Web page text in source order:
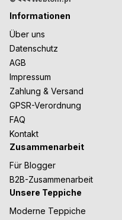
Informationen
Über uns
Datenschutz
AGB
Impressum
Zahlung & Versand
GPSR-Verordnung
FAQ
Kontakt
Zusammenarbeit
Für Blogger
B2B-Zusammenarbeit
Unsere Teppiche
Moderne Teppiche